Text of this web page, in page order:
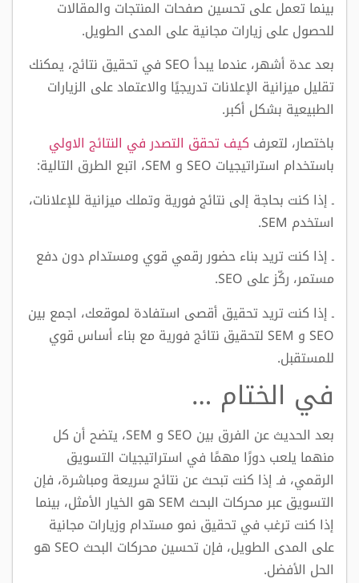
بينما تعمل على تحسين صفحات المنتجات والمقالات
للحصول على زيارات مجانية على المدى الطويل.
بعد عدة أشهر، عندما يبدأ SEO في تحقيق نتائج، يمكنك
تقليل ميزانية الإعلانات تدريجيًا والاعتماد على الزيارات
الطبيعية بشكل أكبر.
باختصار، لتعرف كيف تحقق التصدر في النتائج الاولي
باستخدام استراتيجيات SEO و SEM، اتبع الطرق التالية:
ـ إذا كنت بحاجة إلى نتائج فورية وتملك ميزانية للإعلانات،
استخدم SEM.
ـ إذا كنت تريد بناء حضور رقمي قوي ومستدام دون دفع
مستمر، ركّز على SEO.
ـ إذا كنت تريد تحقيق أقصى استفادة لموقعك، اجمع بين
SEO و SEM لتحقيق نتائج فورية مع بناء أساس قوي
للمستقبل.
في الختام …
بعد الحديث عن الفرق بين SEO و SEM، يتضح أن كل
منهما يلعب دورًا مهمًا في استراتيجيات التسويق
الرقمي، فـ إذا كنت تبحث عن نتائج سريعة ومباشرة، فإن
التسويق عبر محركات البحث SEM هو الخيار الأمثل، بينما
إذا كنت ترغب في تحقيق نمو مستدام وزيارات مجانية
على المدى الطويل، فإن تحسين محركات البحث SEO هو
الحل الأفضل.